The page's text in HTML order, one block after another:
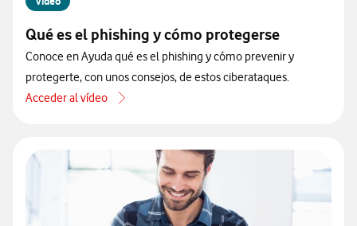
Qué es el phishing y cómo protegerse
Conoce en Ayuda qué es el phishing y cómo prevenir y
protegerte, con unos consejos, de estos ciberataques.
Acceder al vídeo
acerca de Qué es el phishing y cómo protegerse